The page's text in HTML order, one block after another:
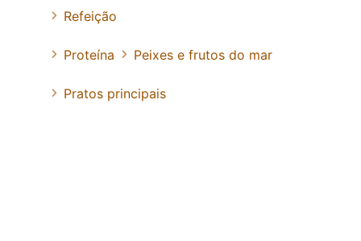
Refeição
Proteína Peixes e frutos do mar
Pratos principais